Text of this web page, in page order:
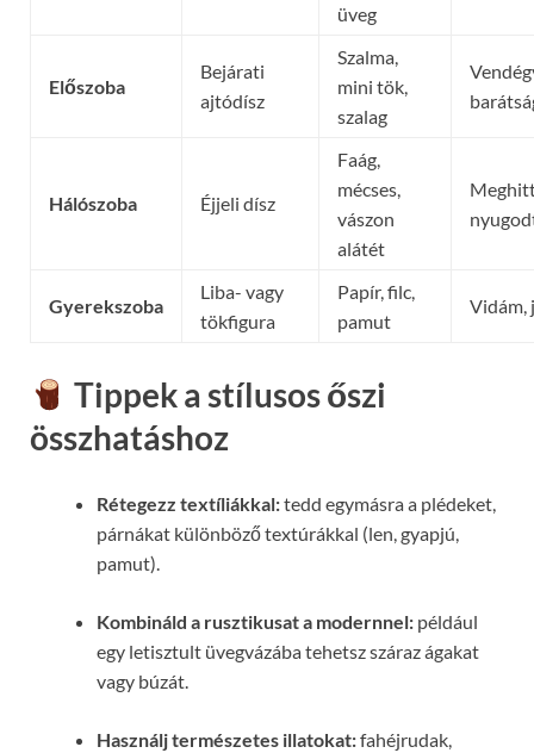
üveg
Előszoba
Bejárati
ajtódísz
Szalma,
mini tök,
szalag
Hálószoba Éjjeli dísz
Faág,
mécses,
vászon
alátét
Gyerekszoba
Liba- vagy
tökfigura
Papír, filc,
pamut
Vidám,
Tippek a stílusos őszi
összhatáshoz
Rétegezz textíliákkal:tedd egymásra a plédeket,
párnákat különböző textúrákkal (len, gyapjú,
pamut).
Kombináld a rusztikusat a modernnel: például
egy letisztult üvegvázába tehetsz száraz ágakat
vagy búzát.
Használj természetes illatokat:fahéjrudak,